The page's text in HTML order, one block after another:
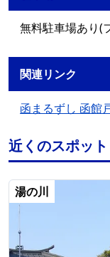
無料駐車場あり(
関連リンク
函まるずし 函館
近くのスポット
湯の川